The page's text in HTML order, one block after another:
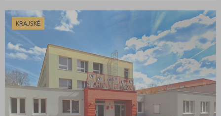
KRAJSKÉ